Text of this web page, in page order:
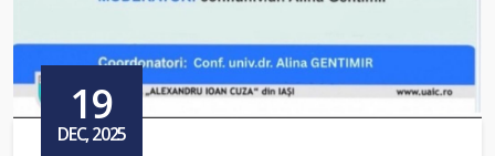
19
DEC, 2025